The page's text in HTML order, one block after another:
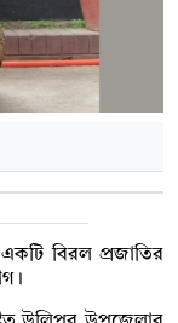
বিরল প্রজাতির